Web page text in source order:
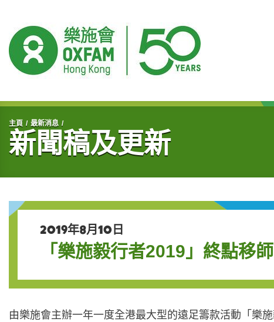
開始主要內容
主頁 最新消息
新聞稿及更新
2019年8月10日
「樂施毅行者2019」終點移
由樂施會主辦一年一度全港最大型的遠足籌款活動「樂